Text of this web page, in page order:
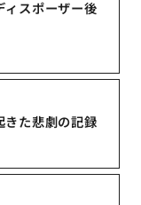
ィスポーザー後
きた悲劇の記録